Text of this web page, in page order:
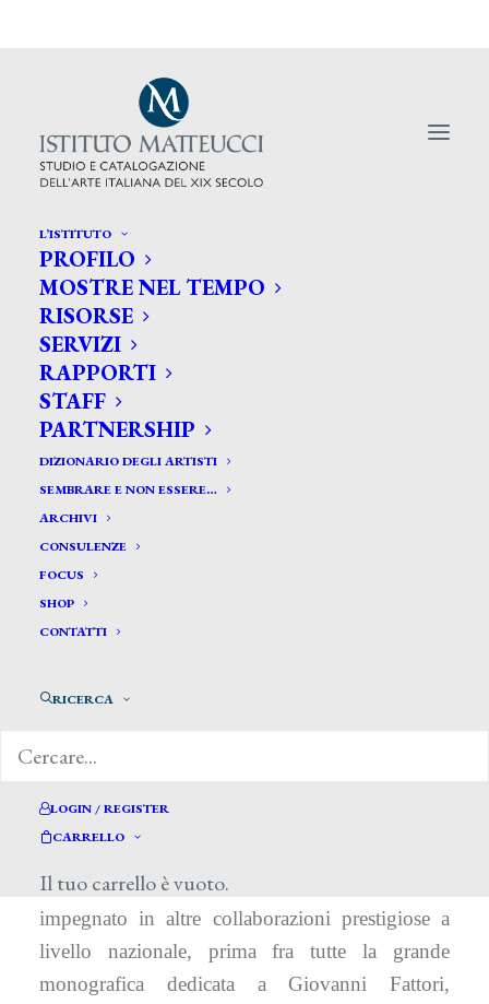
L’ISTITUTO
PROFILO
MOSTRE NEL TEMPO
RISORSE
SERVIZI
RAPPORTI
STAFF
PARTNERSHIP
DIZIONARIO DEGLI ARTISTI
SEMBRARE E NON ESSERE…
ARCHIVI
CONSULENZE
FOCUS
SHOP
CONTATTI
RICERCA
LOGIN / REGISTER
CARRELLO
Il tuo carrello è vuoto.
L'Istituto Matteucci collabora alla
mostra dedicata a Giovanni Fattori
(Palazzo Zabarella,Padova) e alla
collezione di Giacomo Jucker
(Museo Poldi Pezzoli,Milano)
importante nella curatela della mostra
presenta denso di iniziative che lo vedono
impegnato in altre collaborazioni prestigiose a
livello nazionale, prima fra tutte la grande
monografica dedicata a Giovanni Fattori,